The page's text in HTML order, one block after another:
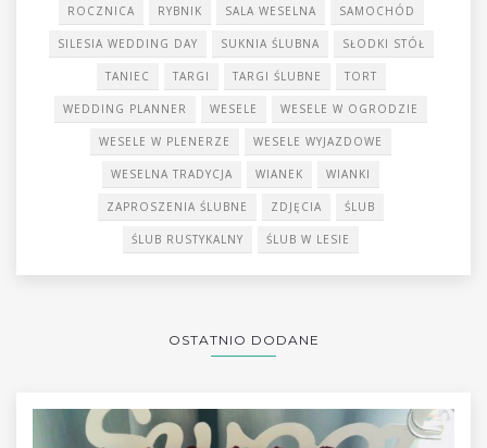
ROCZNICA RYBNIK SALA WESELNA SAMOCHÓD
SILESIA WEDDING DAY SUKNIA ŚLUBNA SŁODKI STÓŁ
TANIEC TARGI TARGI ŚLUBNE TORT
WEDDING PLANNER WESELE WESELE W OGRODZIE
WESELE W PLENERZE WESELE WYJAZDOWE
WESELNA TRADYCJA WIANEK WIANKI
ZAPROSZENIA ŚLUBNE ZDJĘCIA ŚLUB
ŚLUB RUSTYKALNY ŚLUB W LESIE
OSTATNIO DODANE